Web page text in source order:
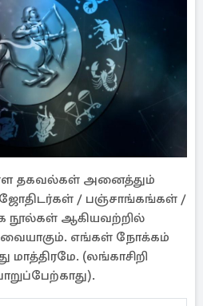
தகவல்கள் அனைத்தும்
/ பஞ்சாங்கங்கள் /
நூல்கள் ஆகியவற்றில்
எங்கள் நோக்கம்
(லங்காசிறி